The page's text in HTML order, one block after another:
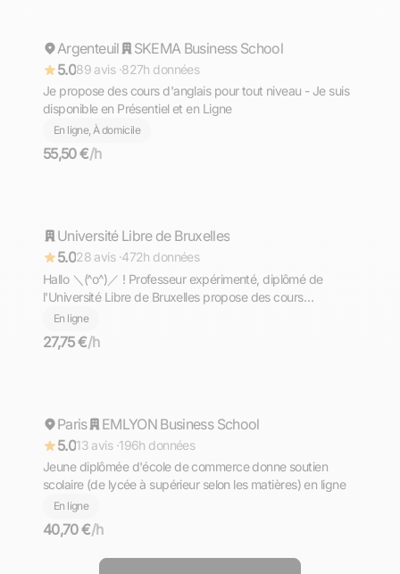
Répond rapidement
Argenteuil
SKEMA Business School
5.089 avis ·827h données
Je propose des cours d'anglais pour tout niveau - Je suis
disponible en Présentiel et en Ligne
En ligne, À domicile
55,50 €/h
Répond rapidement
Université Libre de Bruxelles
5.028 avis ·472h données
Hallo ＼⁠(⁠^⁠o⁠^⁠)⁠／ ! Professeur expérimenté, diplômé de
l'Université Libre de Bruxelles propose des cours
d'allemand de niveaux PRIMAIRE - COLLEGE - LYCEE -
PREPA - SUPERIEUR. Komm und lerne mit mir Deutsch
╮⁠(⁠＾⁠▽⁠＾⁠)⁠╭
En ligne
27,75 €/h
Répond rapidement
Paris
EMLYON Business School
5.013 avis ·196h données
Jeune diplômée d'école de commerce donne soutien
scolaire (de lycée à supérieur selon les matières) en ligne
En ligne
40,70 €/h